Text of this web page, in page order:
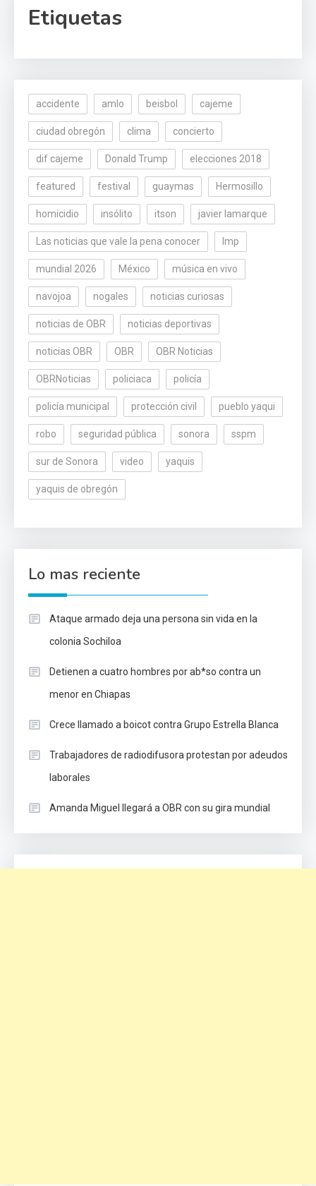
Etiquetas
accidente amlo beisbol cajeme
ciudad obregón clima concierto
dif cajeme Donald Trump elecciones 2018
featured festival guaymas Hermosillo
homicidio insólito itson javier lamarque
Las noticias que vale la pena conocer lmp
mundial 2026 México música en vivo
navojoa nogales noticias curiosas
noticias de OBR noticias deportivas
noticias OBR OBR OBR Noticias
OBRNoticias policiaca policía
policía municipal protección civil pueblo yaqui
robo seguridad pública sonora sspm
sur de Sonora video yaquis
yaquis de obregón
Lo mas reciente
Ataque armado deja una persona sin vida en la
colonia Sochiloa
Detienen a cuatro hombres por ab*so contra un
menor en Chiapas
Crece llamado a boicot contra Grupo Estrella Blanca
Trabajadores de radiodifusora protestan por adeudos
laborales
Amanda Miguel llegará a OBR con su gira mundial